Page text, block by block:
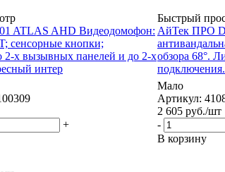
ATLAS AHD Видеодомофон:
сенсорные кнопки;
2-х вызывных панелей и до 2-х
интер
+
Быстрый
АйТек ПРО
обзора 68°.
Мало
Артикул:
2 605 руб./шт
-
В корзину